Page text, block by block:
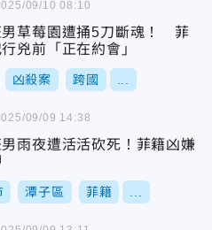
男草莓園遭捅5刀斷魂！ 菲
兇前「正在約會」
凶殺案 跨國
09/10 08:10
雨夜遭活活砍死！菲籍凶嫌
潭子區 菲籍
09/09 14:38